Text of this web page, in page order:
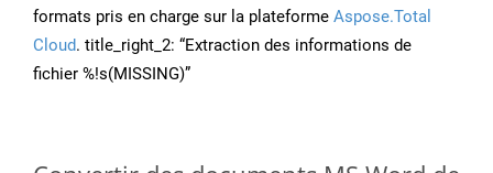
formats pris en charge sur la plateforme Aspose.Total
Cloud. title_right_2: “Extraction des informations de
fichier %!s(MISSING)”